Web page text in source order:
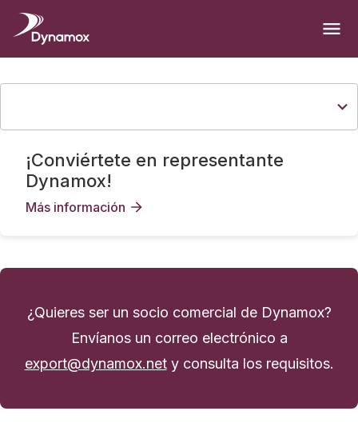
¡Conviértete en representante
Dynamox!
Más información
¿Quieres ser un socio comercial de Dynamox?
Envíanos un correo electrónico a
export@dynamox.net y consulta los requisitos.